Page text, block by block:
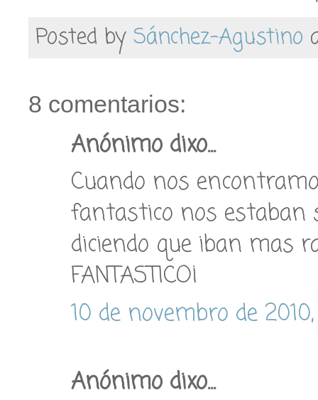
Posted by Sánchez-Agustino
8 comentarios:
Anónimo dixo...
Cuando nos
fantastico nos estaban
diciendo que iban mas
FANTASTICO¡
10 de novembro de
Anónimo dixo...